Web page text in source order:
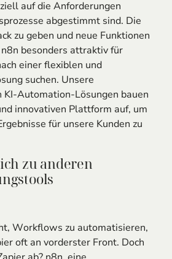
auf die Anforderungen
abgestimmt sind. Die
zu geben und neue Funktionen
besonders attraktiv für
einer flexiblen und
suchen. Unsere
KI-Automation-Lösungen bauen
innovativen Plattform auf, um
für unsere Kunden zu
zu anderen
Workflows zu automatisieren,
oft an vorderster Front. Doch